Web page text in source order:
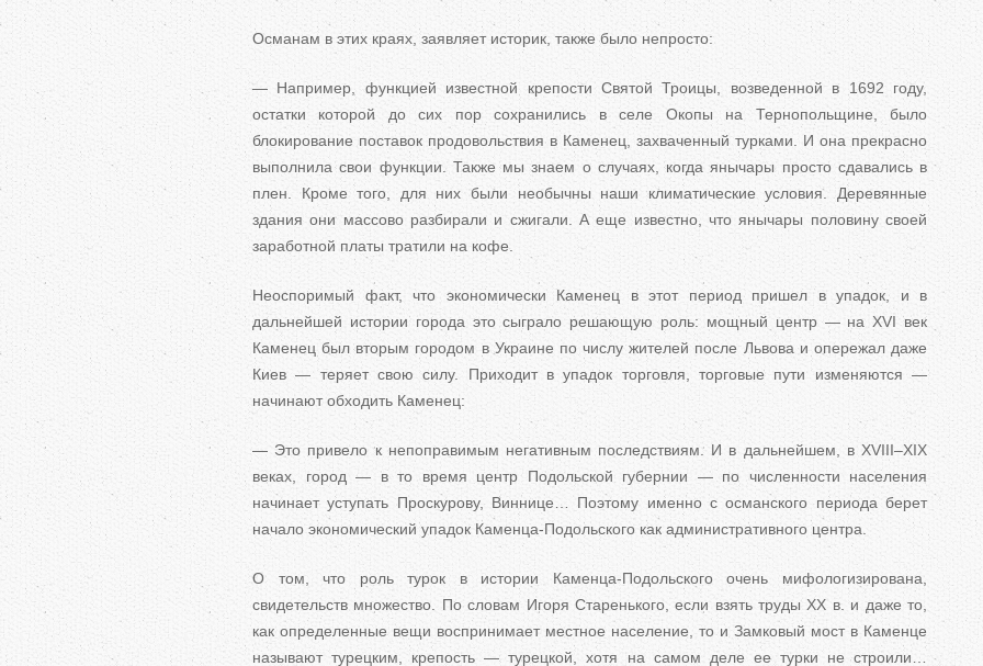
Османам в этих краях, заявляет историк, также было непросто:
— Например, функцией известной крепости Святой Троицы, возведенной в 1692 году,
остатки которой до сих пор сохранились в селе Окопы на Тернопольщине, было
блокирование поставок продовольствия в Каменец, захваченный турками. И она прекрасно
выполнила свои функции. Также мы знаем о случаях, когда янычары просто сдавались в
плен. Кроме того, для них были необычны наши климатические условия. Деревянные
здания они массово разбирали и сжигали. А еще известно, что янычары половину своей
заработной платы тратили на кофе.
Неоспоримый факт, что экономически Каменец в этот период пришел в упадок, и в
дальнейшей истории города это сыграло решающую роль: мощный центр — на XVI век
Каменец был вторым городом в Украине по числу жителей после Львова и опережал даже
Киев — теряет свою силу. Приходит в упадок торговля, торговые пути изменяются —
начинают обходить Каменец:
— Это привело к непоправимым негативным последствиям. И в дальнейшем, в XVIII–XIX
веках, город — в то время центр Подольской губернии — по численности населения
начинает уступать Проскурову, Виннице… Поэтому именно с османского периода берет
начало экономический упадок Каменца-Подольского как административного центра.
О том, что роль турок в истории Каменца-Подольского очень мифологизирована,
свидетельств множество. По словам Игоря Старенького, если взять труды XX в. и даже то,
как определенные вещи воспринимает местное население, то и Замковый мост в Каменце
называют турецким, крепость — турецкой, хотя на самом деле ее турки не строили…